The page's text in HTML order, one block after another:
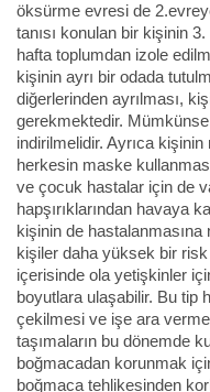
öksürme evresi de
tanısı konulan bir kişinin
hafta toplumdan izole
kişinin ayrı bir odada
diğerlerinden ayrılması,
gerekmektedir.
indirilmelidir. Ayrıca
herkesin maske
ve çocuk hastalar için de
hapşırıklarından havaya
kişinin de hastalanmasına
kişiler daha yüksek bir risk
içerisinde ola yetişkinler
boyutlara ulaşabilir. Bu tip
çekilmesi ve işe ara
taşımaların bu dönemde
boğmacadan korunmak
boğmaca tehlikesinden